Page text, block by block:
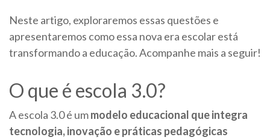
Neste artigo, exploraremos essas questões e
apresentaremos como essa nova era escolar está
transformando a educação. Acompanhe mais a seguir!
O que é escola 3.0?
A escola 3.0 é ummodelo educacional que integra
tecnologia, inovação e práticas pedagógicas